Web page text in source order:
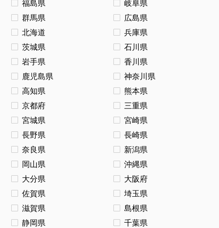
福島県
岐阜県
群馬県
広島県
北海道
兵庫県
茨城県
石川県
岩手県
香川県
鹿児島県
神奈川県
高知県
熊本県
京都府
三重県
宮城県
宮崎県
長野県
長崎県
奈良県
新潟県
岡山県
沖縄県
大分県
大阪府
佐賀県
埼玉県
滋賀県
島根県
静岡県
千葉県